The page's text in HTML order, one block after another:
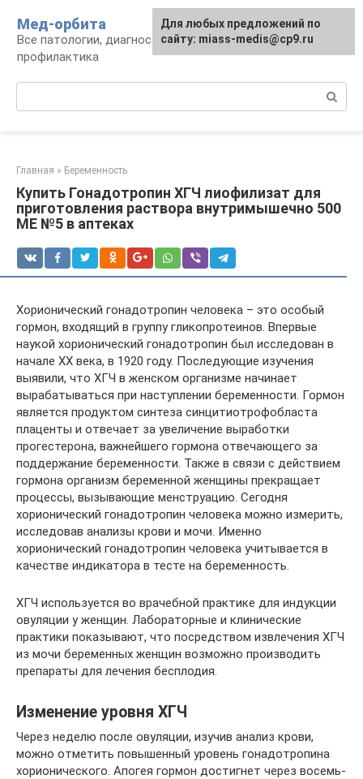
контенту
Мед-орбита
Все патологии, диагностика, лечение,
профилактика
Главная » Беременность
Купить Гонадотропин ХГЧ лиофилизат для
приготовления раствора внутримышечно 500
МЕ №5 в аптеках
Хорионический гонадотропин человека – это особый
гормон, входящий в группу гликопротеинов. Впервые
наукой хорионический гонадотропин был исследован в
начале ХХ века, в 1920 году. Последующие изучения
выявили, что ХГЧ в женском организме начинает
вырабатываться при наступлении беременности. Гормон
является продуктом синтеза синцитиотрофобласта
плаценты и отвечает за увеличение выработки
прогестерона, важнейшего гормона отвечающего за
поддержание беременности. Также в связи с действием
гормона организм беременной женщины прекращает
процессы, вызывающие менструацию. Сегодня
хорионический гонадотропин человека можно измерить,
исследовав анализы крови и мочи. Именно
хорионический гонадотропин человека учитывается в
качестве индикатора в тесте на беременность.
ХГЧ используется во врачебной практике для индукции
овуляции у женщин. Лабораторные и клинические
практики показывают, что посредством извлечения ХГЧ
из мочи беременных женщин возможно производить
препараты для лечения бесплодия.
Изменение уровня ХГЧ
Через неделю после овуляции, изучив анализ крови,
можно отметить повышенный уровень гонадотропина
хорионического. Апогея гормон достигнет через восемь-
Для любых предложений по
сайту: miass-medis@cp9.ru